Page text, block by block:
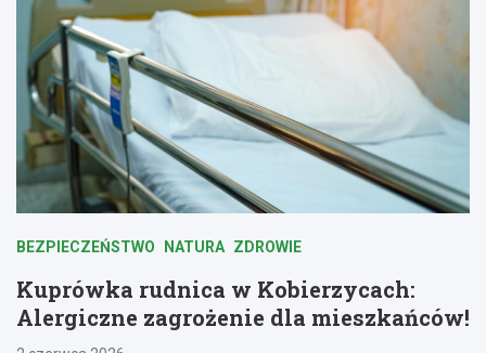
BEZPIECZEŃSTWO NATURA ZDROWIE
Kuprówka rudnica w Kobierzycach:
Alergiczne zagrożenie dla mieszkańców!